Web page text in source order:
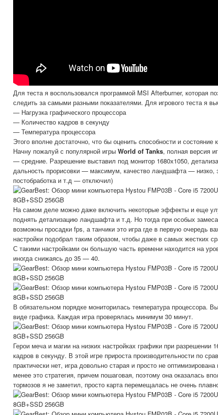
Для теста я воспользовался программой MSI Afterburner, которая
следить за самыми разными показателями. Для игрового теста я
— Нагрузка графического процессора
— Количество кадров в секунду
— Температура процессора
Этого вполне достаточно, что бы оценить способности и
Начну пожалуй с популярной игры World of Tanks, полная версия
— средние. Разрешение выставил под монитор 1680х1050,
дальность прорисовки — максимум, качество ландшафта —
постобработка и т.д — отключил)
На самом деле можно даже включить некоторые эффекты и еще
поднять детализацию ландшафта и т.д. Но тогда при особых
возможны просадки fps, а танчики это игра где в первую очередь
настройки подобрал таким образом, чтобы даже в самых жестких
С такими настройками он большую часть времени находится на
иногда снижаясь до 35 — 40.
В обязательном порядке мониторилась температура процессора.
виде графика. Каждая игра проверялась минимум 30 минут.
Герои меча и магии на низких настройках графики при разрешении
кадров в секунду. В этой игре прироста производительности по
практически нет, игра довольно старая и просто не
менее это стратегия, причем пошаговая, поэтому она оказалась
тормозов я не заметил, просто карта перемещалась не очень